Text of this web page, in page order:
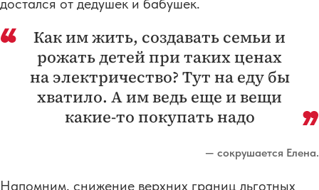
достался от дедушек и бабушек.
Как им жить, создавать семьи и
рожать детей при таких ценах
на электричество? Тут на еду бы
хватило. А им ведь еще и вещи
какие-то покупать надо
— сокрушается Елена.
Напомним, снижение верхних границ льготных